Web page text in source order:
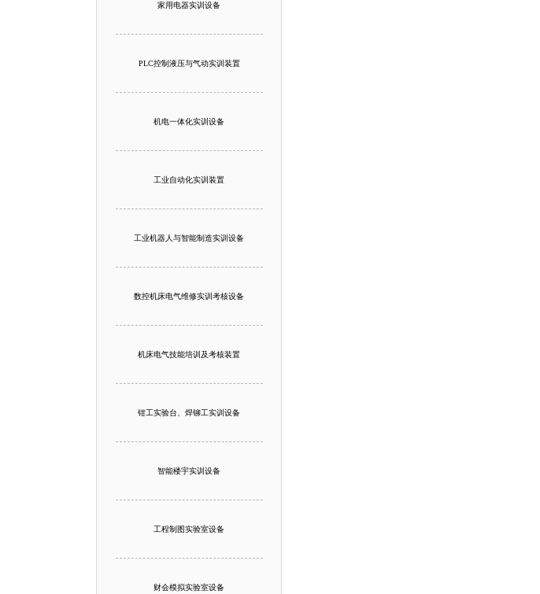
家用电器实训设备
PLC控制液压与气动实训装置
机电一体化实训设备
工业自动化实训装置
工业机器人与智能制造实训设备
数控机床电气维修实训考核设备
机床电气技能培训及考核装置
钳工实验台、焊铆工实训设备
智能楼宇实训设备
工程制图实验室设备
财会模拟实验室设备